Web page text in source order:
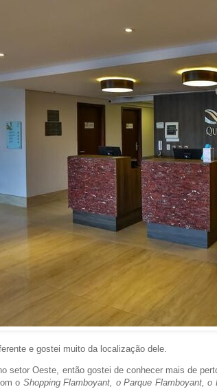
e gostei muito da localização dele.
setor Oeste, então gostei de conhecer mais de
o Shopping Flamboyant, o Parque Flamboyant,